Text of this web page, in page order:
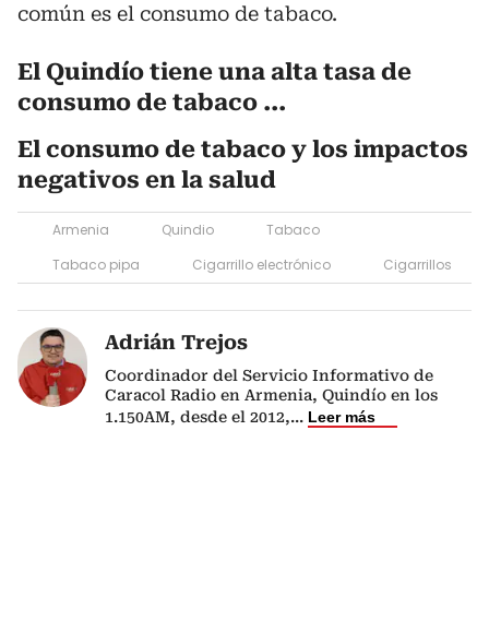
común es el consumo de tabaco.
El Quindío tiene una alta tasa de
consumo de tabaco ...
El consumo de tabaco y los impactos
negativos en la salud
Armenia Quindio
Tabaco
Tabaco pipa
Cigarrillo electrónico Cigarrillos
Adrián Trejos
Coordinador del Servicio Informativo de
Caracol Radio en Armenia, Quindío en los
1.150AM, desde el 2012,... Leer más